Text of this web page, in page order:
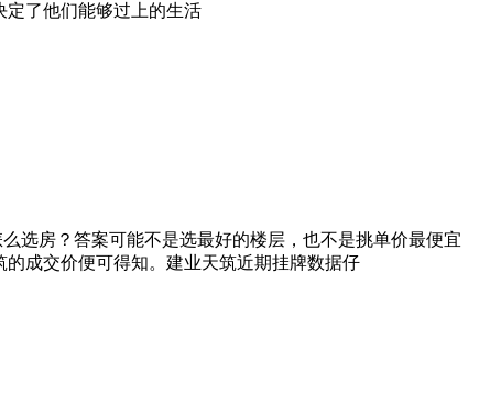
定了他们能够过上的生活
选房？答案可能不是选最好的楼层，也不是挑单价最便宜
成交价便可得知。建业天筑近期挂牌数据仔